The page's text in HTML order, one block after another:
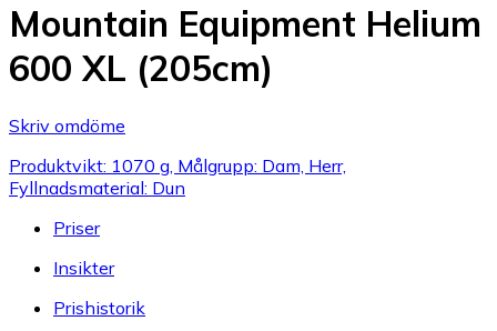
Mountain Equipment Helium
600 XL (205cm)
Skriv omdöme
Produktvikt: 1070 g, Målgrupp: Dam, Herr,
Fyllnadsmaterial: Dun
Priser
Insikter
Prishistorik